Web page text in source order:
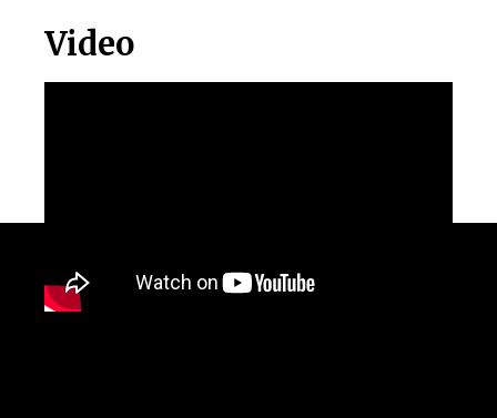
Video